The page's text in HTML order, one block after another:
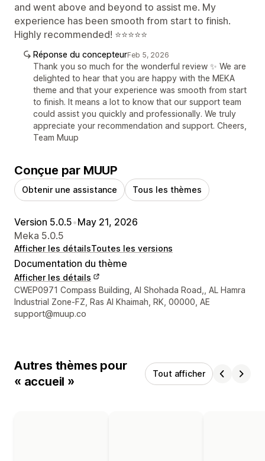
and went above and beyond to assist me. My
experience has been smooth from start to finish.
Highly recommended! ⭐⭐⭐⭐⭐
Réponse du concepteurFeb 5, 2026
Thank you so much for the wonderful review ✨ We are
delighted to hear that you are happy with the MEKA
theme and that your experience was smooth from start
to finish. It means a lot to know that our support team
could assist you quickly and professionally. We truly
appreciate your recommendation and support. Cheers,
Team Muup
Conçue par MUUP
Obtenir une assistance Tous les thèmes
Version 5.0.5•May 21, 2026
Meka 5.0.5
Afficher les détailsToutes les versions
Documentation du thème
Afficher les détails
Coordonnées du concepteur
CWEP0971 Compass Building, Al Shohada Road,, AL Hamra
Industrial Zone-FZ, Ras Al Khaimah, RK, 00000, AE
support@muup.co
Autres thèmes pour
« accueil »
Tout afficher